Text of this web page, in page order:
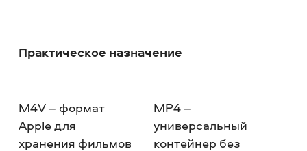
Практическое назначение
M4V – формат
Apple для
хранения фильмов
MP4 –
универсальный
контейнер без